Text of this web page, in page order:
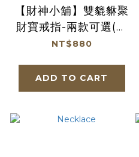
【財神小舖】雙貔貅聚
財寶戒指-兩款可選(含
開光)
NT$880
ADD TO CART